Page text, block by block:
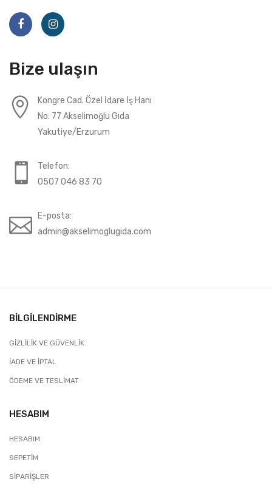
Bize ulaşın
Kongre Cad. Özel İdare İş Hanı
No: 77 Akselimoğlu Gıda
Yakutiye/Erzurum
Telefon:
0507 046 83 70
E-posta:
admin@akselimoglugida.com
BILGILENDIRME
GIZLILIK VE GÜVENLIK
İADE VE İPTAL
ÖDEME VE TESLIMAT
HESABIM
HESABIM
SEPETIM
SIPARIŞLER